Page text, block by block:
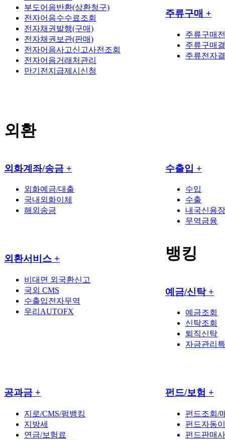
부도어음반환(상환청구)
전자어음수수료조회
전자채권발행(구매)
전자채권보관(판매)
전자어음사고신고사전조회
전자어음거래처관리
만기전지급제시신청
주류구매 +
주류구매
주류구매
주류전자
외환
외화계좌/송금 +
외화예금/대출
국내외화이체
해외송금
수출입 +
수입
수출
내국신용장
무역금융
외환서비스 +
비대면 외국환신고
국외 CMS
수출입전자무역
우리AUTOFX
뱅킹
예금/신탁 +
예금조회
신탁조회
퇴직신탁
자금관리
공과금 +
지로/CMS/펌뱅킹
지방세
연금/보험료
펀드/보험 +
펀드조회/
펀드자동
펀드판매